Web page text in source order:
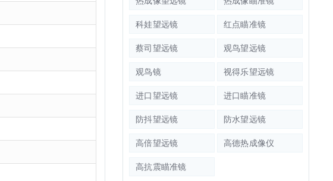
科娃望远镜 红点瞄准镜
蔡司望远镜 观鸟望远镜
观鸟镜 视得乐望远镜
进口望远镜 进口瞄准镜
防抖望远镜 防水望远镜
高倍望远镜 高德热成像仪
高抗震瞄准镜